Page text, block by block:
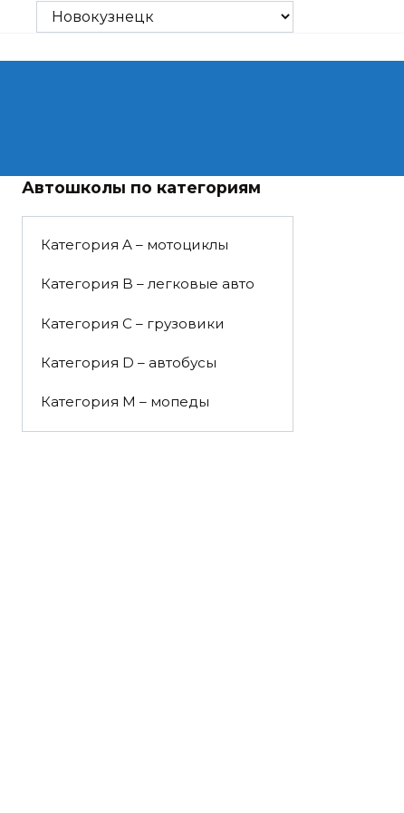
Автошколы по категориям
Категория A – мотоциклы
Категория B – легковые авто
Категория C – грузовики
Категория D – автобусы
Категория M – мопеды